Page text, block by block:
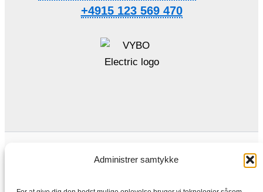
Administrer samtykke
+4915 123 569 470
Privatlivspolitik